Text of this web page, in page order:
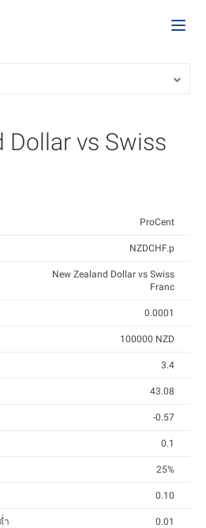
Dollar vs Swiss
ProCent
NZDCHF.p
New Zealand Dollar vs Swiss
Franc
0.0001
100000 NZD
3.4
43.08
-0.57
0.1
25%
0.10
ำ
0.01